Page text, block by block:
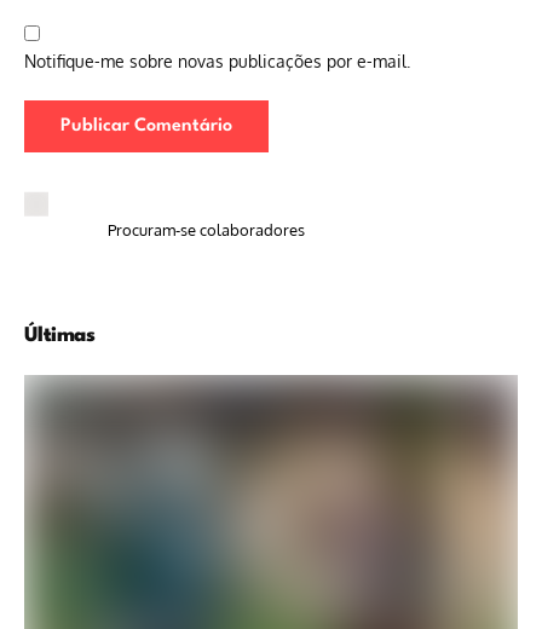
Notifique-me sobre novas publicações por e-mail.
Procuram-se colaboradores
Últimas